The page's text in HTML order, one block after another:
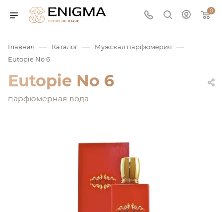
0
Главная — Каталог — Мужская парфюмерия —
Eutopie No 6
Eutopie No 6
парфюмерная вода